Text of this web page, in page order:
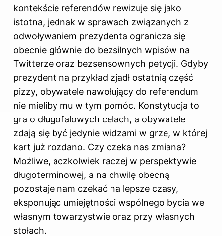
kontekście referendów rewizuje się jako
istotna, jednak w sprawach związanych z
odwoływaniem prezydenta ogranicza się
obecnie głównie do bezsilnych wpisów na
Twitterze oraz bezsensownych petycji. Gdyby
prezydent na przykład zjadł ostatnią część
pizzy, obywatele nawołujący do referendum
nie mieliby mu w tym pomóc. Konstytucja to
gra o długofalowych celach, a obywatele
zdają się być jedynie widzami w grze, w której
kart już rozdano. Czy czeka nas zmiana?
Możliwe, aczkolwiek raczej w perspektywie
długoterminowej, a na chwilę obecną
pozostaje nam czekać na lepsze czasy,
eksponując umiejętności wspólnego bycia we
własnym towarzystwie oraz przy własnych
stołach.